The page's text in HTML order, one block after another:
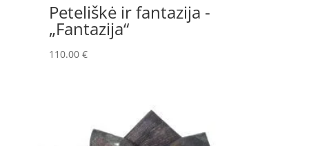
Peteliškė ir fantazija -
„Fantazija“
110.00 €